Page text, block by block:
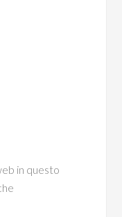
in questo